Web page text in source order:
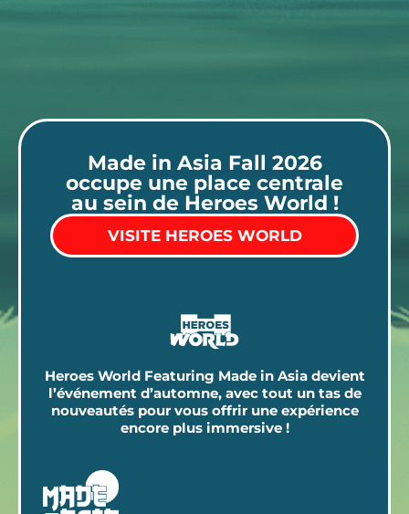
Made in Asia Fall 2026
occupe une place centrale
au sein de Heroes World !
VISITE HEROES WORLD
Heroes World Featuring Made in Asia devient
l’événement d’automne, avec tout un tas de
nouveautés pour vous offrir une expérience
encore plus immersive !